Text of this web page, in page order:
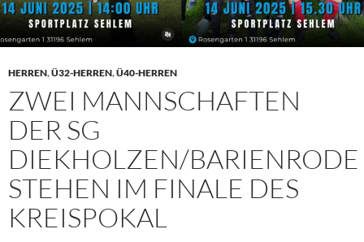
HERREN,Ü32-HERREN,Ü40-HERREN
ZWEI MANNSCHAFTEN
DER SG
DIEKHOLZEN/BARIENRODE
STEHEN IM FINALE DES
KREISPOKAL